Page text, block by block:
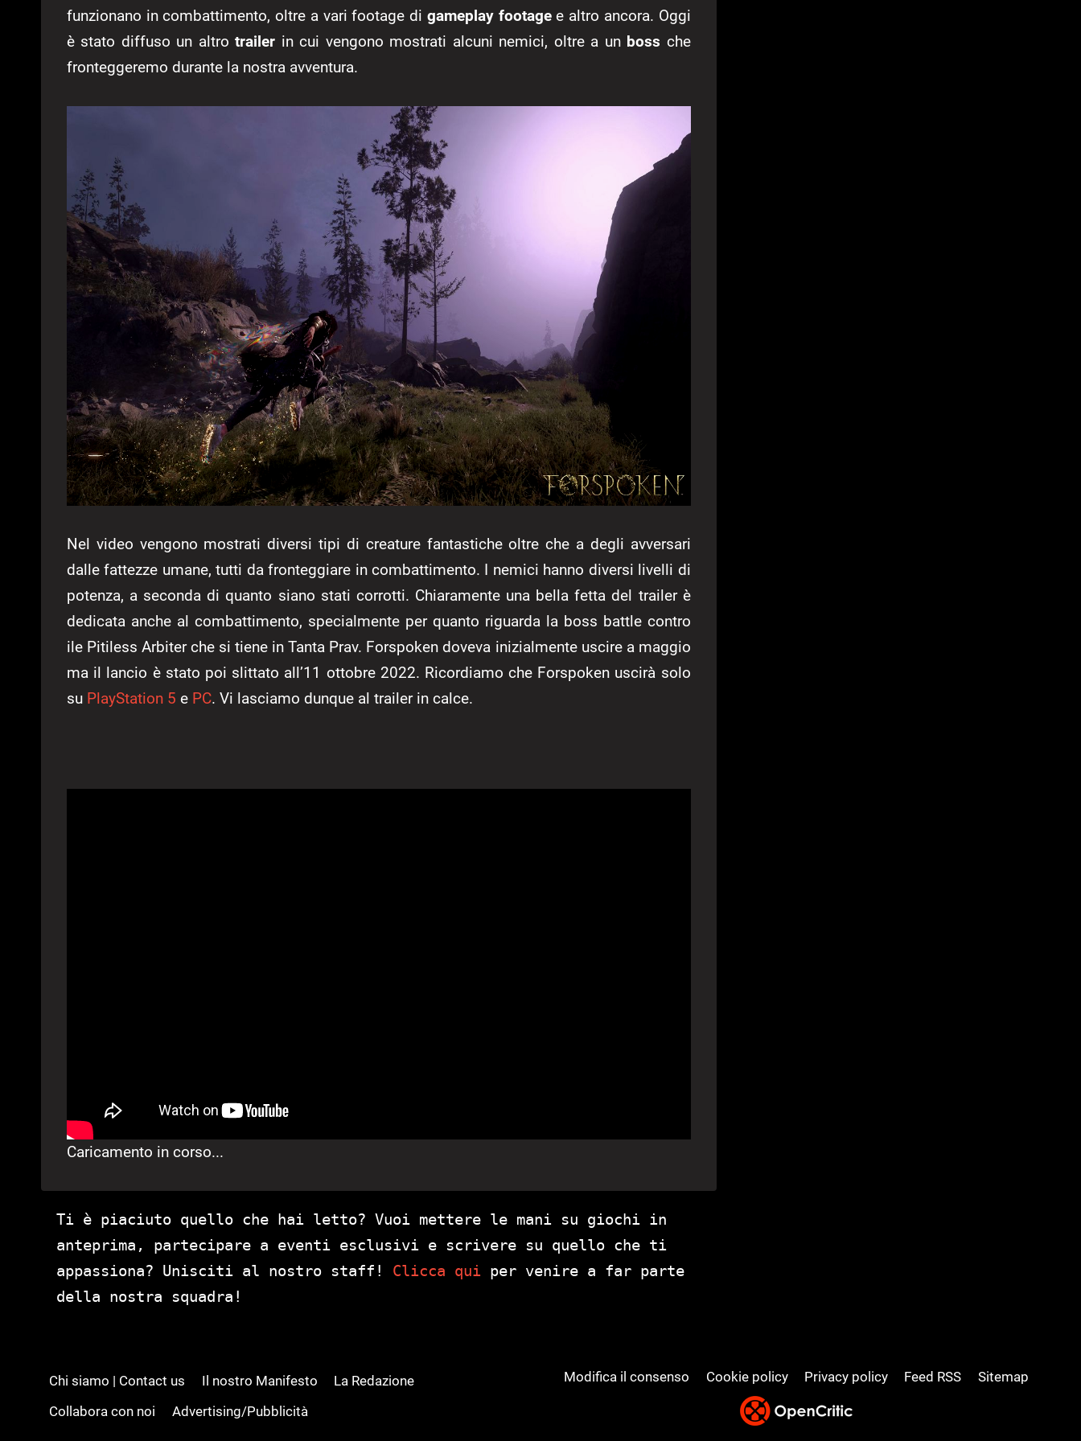
funzionano in combattimento, oltre a vari footage di gameplay footagee altro ancora. Oggi
è stato diffuso un altrotrailer in cui vengono mostrati alcuni nemici, oltre a un boss che
fronteggeremo durante la nostra avventura.
Nel video vengono mostrati diversi tipi di creature fantastiche oltre che a degli avversari
dalle fattezze umane, tutti da fronteggiare in combattimento. I nemici hanno diversi livelli di
potenza, a seconda di quanto siano stati corrotti. Chiaramente una bella fetta del trailer è
dedicata anche al combattimento, specialmente per quanto riguarda la boss battle contro
ile Pitiless Arbiter che si tiene in Tanta Prav. Forspoken doveva inizialmente uscire a maggio
ma il lancio è stato poi slittato all’11 ottobre 2022. Ricordiamo che Forspoken uscirà solo
su PlayStation 5 e PC. Vi lasciamo dunque al trailer in calce.
Caricamento in corso...
Ti è piaciuto quello che hai letto? Vuoi mettere le mani su giochi in
anteprima, partecipare a eventi esclusivi e scrivere su quello che ti
appassiona? Unisciti al nostro staff! Clicca qui per venire a far parte
della nostra squadra!
Chi siamo | Contact us Il nostro Manifesto
La Redazione
Collabora con noi
Advertising/Pubblicità
Modifica il consenso Cookie policy Privacy policy Feed RSS Sitemap